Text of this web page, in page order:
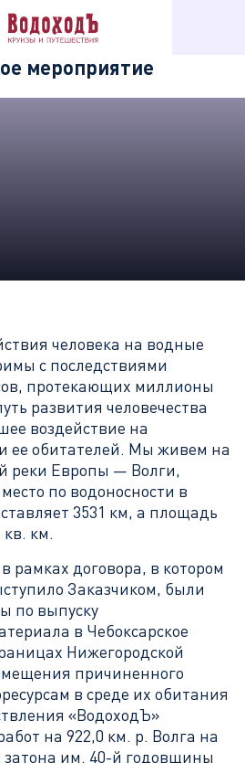
компании Новости «Водохода»
мероприятие
человека на водные
с последствиями
протекающих миллионы
развития человечества
воздействие на
ее обитателей. Мы живем на
реки Европы — Волги,
по водоносности в
3531 км, а площадь
кв. км.
рамках договора, в котором
Заказчиком, были
по выпуску
в Чебоксарское
Нижегородской
причиненного
в среде их обитания
«ВодоходЪ»
на 922,0 км. р. Волга на
затона им. 40-й годовщины